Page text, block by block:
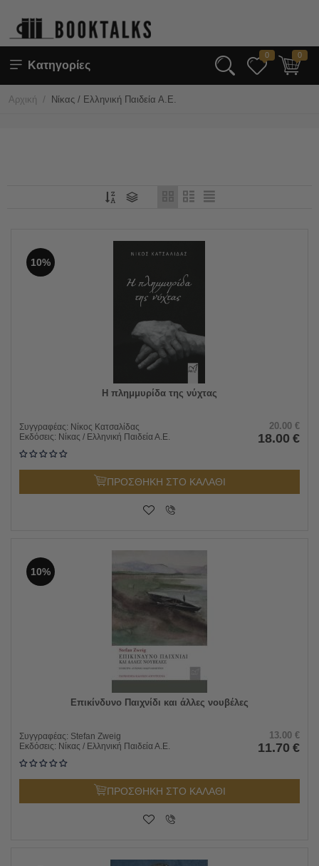
Κατηγορίες
0 0
Αρχική / Νίκας / Ελληνική Παιδεία Α.Ε.
10%
Η πλημμυρίδα της νύχτας
Συγγραφέας: Νίκος Κατσαλίδας
Εκδόσεις: Νίκας / Ελληνική Παιδεία Α.Ε.
20.00 €
18.00 €
ΠΡΟΣΘΗΚΗ ΣΤΟ ΚΑΛΑΘΙ
10%
Επικίνδυνο Παιχνίδι και άλλες νουβέλες
Συγγραφέας: Stefan Zweig
Εκδόσεις: Νίκας / Ελληνική Παιδεία Α.Ε.
13.00 €
11.70 €
ΠΡΟΣΘΗΚΗ ΣΤΟ ΚΑΛΑΘΙ